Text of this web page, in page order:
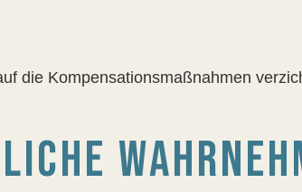
die Kompensationsmaßnahmen